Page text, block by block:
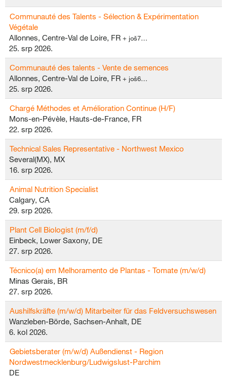
Communauté des Talents - Sélection & Expérimentation
Végétale
Allonnes, Centre-Val de Loire, FR + još7…
25. srp 2026.
Communauté des talents - Vente de semences
Allonnes, Centre-Val de Loire, FR + još6…
25. srp 2026.
Chargé Méthodes et Amélioration Continue (H/F)
Mons-en-Pévèle, Hauts-de-France, FR
22. srp 2026.
Technical Sales Representative - Northwest Mexico
Several(MX), MX
16. srp 2026.
Animal Nutrition Specialist
Calgary, CA
29. srp 2026.
Plant Cell Biologist (m/f/d)
Einbeck, Lower Saxony, DE
27. srp 2026.
Técnico(a) em Melhoramento de Plantas - Tomate (m/w/d)
Minas Gerais, BR
27. srp 2026.
Aushilfskräfte (m/w/d) Mitarbeiter für das Feldversuchswesen
Wanzleben-Börde, Sachsen-Anhalt, DE
6. kol 2026.
Gebietsberater (m/w/d) Außendienst - Region
Nordwestmecklenburg/Ludwigslust-Parchim
DE